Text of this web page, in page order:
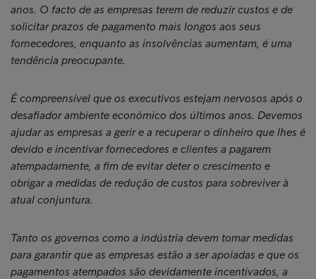
anos. O facto de as empresas terem de reduzir custos e de
solicitar prazos de pagamento mais longos aos seus
fornecedores, enquanto as insolvências aumentam, é uma
tendência preocupante.
É compreensível que os executivos estejam nervosos após o
desafiador ambiente económico dos últimos anos. Devemos
ajudar as empresas a gerir e a recuperar o dinheiro que lhes é
devido e incentivar fornecedores e clientes a pagarem
atempadamente, a fim de evitar deter o crescimento e
obrigar a medidas de redução de custos para sobreviver à
atual conjuntura.
Tanto os governos como a indústria devem tomar medidas
para garantir que as empresas estão a ser apoiadas e que os
pagamentos atempados são devidamente incentivados, a